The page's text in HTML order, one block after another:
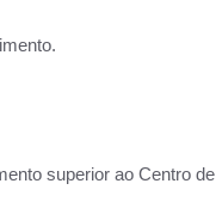
superior ao Centro de